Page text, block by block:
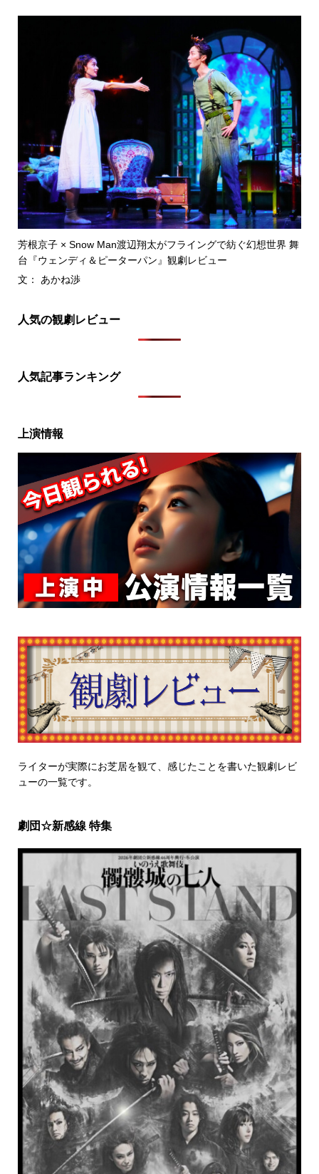
芳根京子 × Snow Man渡辺翔太がフライングで紡ぐ幻想世界 舞
台『ウェンディ＆ピーターパン』観劇レビュー
文： あかね渉
人気の観劇レビュー
人気記事ランキング
上演情報
ライターが実際にお芝居を観て、感じたことを書いた観劇レビ
ューの一覧です。
劇団☆新感線 特集